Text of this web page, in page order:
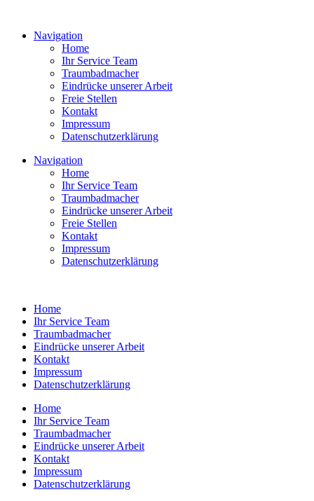
Navigation
Home
Ihr Service Team
Traumbadmacher
Eindrücke unserer Arbeit
Freie Stellen
Kontakt
Impressum
Datenschutzerklärung
Navigation
Home
Ihr Service Team
Traumbadmacher
Eindrücke unserer Arbeit
Freie Stellen
Kontakt
Impressum
Datenschutzerklärung
Home
Ihr Service Team
Traumbadmacher
Eindrücke unserer Arbeit
Kontakt
Impressum
Datenschutzerklärung
Home
Ihr Service Team
Traumbadmacher
Eindrücke unserer Arbeit
Kontakt
Impressum
Datenschutzerklärung